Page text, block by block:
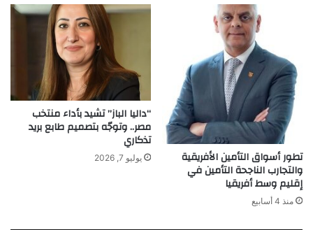
تطور أسواق التأمين الأفريقية
والتجارب الناجحة التأمين في
إقليم وسط أفريقيا
منذ 4 أسابيع
“داليا الباز” تشيد بأداء منتخب
مصر.. وتوجّه بتصميم طابع بريد
تذكاري
يوليو 7, 2026